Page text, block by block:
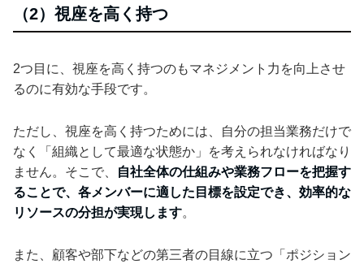
（2）視座を高く持つ
2つ目に、視座を高く持つのもマネジメント力を向上させ
るのに有効な手段です。
ただし、視座を高く持つためには、自分の担当業務だけで
なく「組織として最適な状態か」を考えられなければなり
ません。そこで、
自社全体の仕組みや業務フローを把握す
ることで、各メンバーに適した目標を設定でき、効率的な
リソースの分担が実現します。
また、顧客や部下などの第三者の目線に立つ「ポジション